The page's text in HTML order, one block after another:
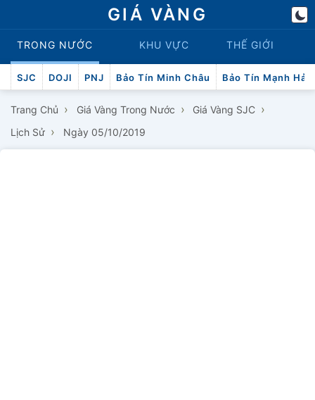
GIÁ VÀNG
TRONG NƯỚC KHU VỰC THẾ GIỚI
SJC DOJI PNJ Bảo Tín Minh Châu Bảo Tín Mạnh Hải
Trang Chủ › Giá Vàng Trong Nước › Giá Vàng SJC ›
Lịch Sử › Ngày 05/10/2019